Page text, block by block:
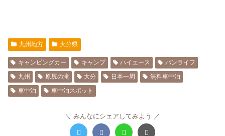
九州地方 大分県
キャンピングカー キャンプ ハイエース
バンライフ
九州
原尻の滝 大分 日本一周
無料車中泊
車中泊
車中泊スポット
みんなにシェアしてみよう